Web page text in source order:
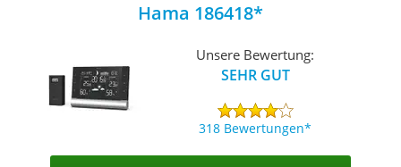
Hama 186418
Unsere Bewertung:
SEHR GUT
318 Bewertungen